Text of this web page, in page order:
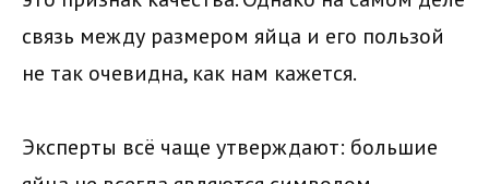
связь между размером яйца и его пользой
не так очевидна, как нам кажется.
Эксперты всё чаще утверждают: большие